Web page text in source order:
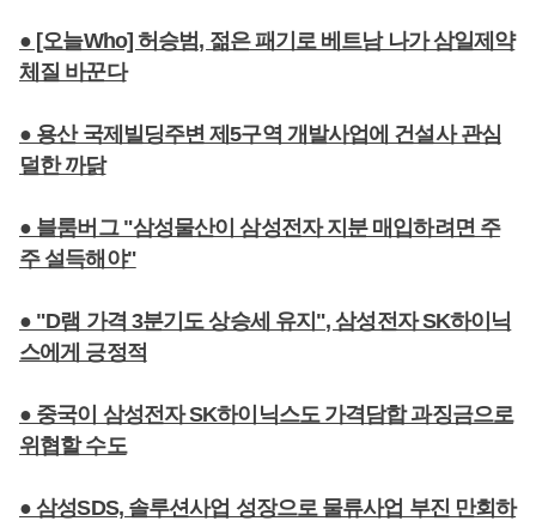
● [오늘Who] 허승범, 젊은 패기로 베트남 나가 삼일제약
체질 바꾼다
● 용산 국제빌딩주변 제5구역 개발사업에 건설사 관심
덜한 까닭
● 블룸버그 "삼성물산이 삼성전자 지분 매입하려면 주
주 설득해야"
● "D램 가격 3분기도 상승세 유지", 삼성전자 SK하이닉
스에게 긍정적
● 중국이 삼성전자 SK하이닉스도 가격담합 과징금으로
위협할 수도
● 삼성SDS, 솔루션사업 성장으로 물류사업 부진 만회하